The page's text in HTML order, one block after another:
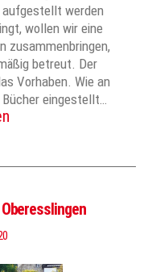
werden
wollen wir eine
zusammenbringen,
betreut. Der
Vorhaben. Wie an
eingestellt…